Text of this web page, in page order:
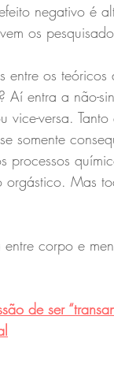
negativo é
os
os
Aí entra a não-
versa.
somente
processos
Mas
corpo e
de ser